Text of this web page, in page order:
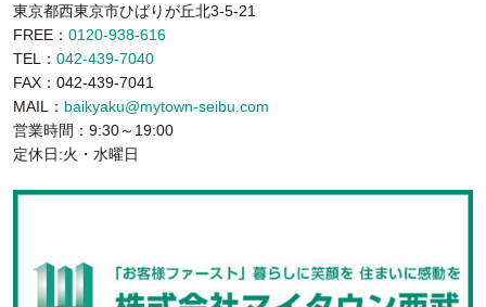
東京都西東京市ひばりが丘北3-5-21
FREE： 0120-938-616
TEL： 042-439-7040
FAX：042-439-7041
MAIL： baikyaku@mytown-seibu.com
営業時間：9:30～19:00
定休日:火・水曜日